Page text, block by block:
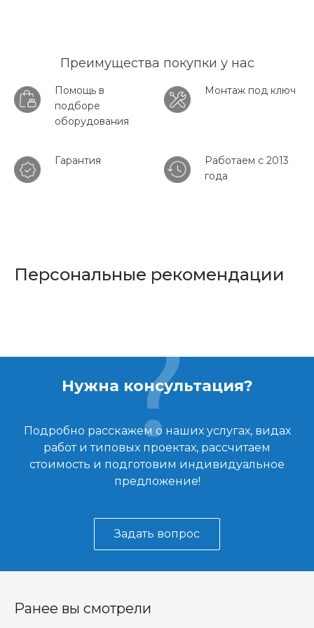
Преимущества покупки у нас
Помощь в
подборе
оборудования
Монтаж под ключ
Гарантия
Работаем с 2013
года
Персональные рекомендации
Нужна консультация?
Подробно расскажем о наших услугах, видах
работ и типовых проектах, рассчитаем
стоимость и подготовим индивидуальное
предложение!
Задать вопрос
Ранее вы смотрели